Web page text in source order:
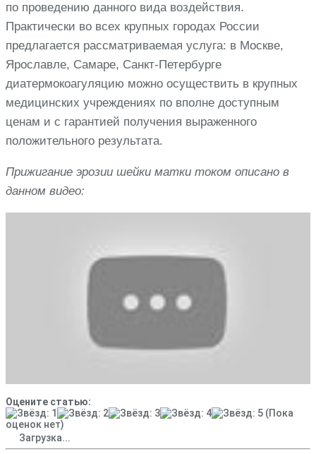
по проведению данного вида воздействия.
Практически во всех крупных городах России
предлагается рассматриваемая услуга: в Москве,
Ярославле, Самаре, Санкт-Петербурге
диатермокоагуляцию можно осуществить в крупных
медицинских учреждениях по вполне доступным
ценам и с гарантией получения выраженного
положительного результата.
Прижигание эрозии шейки матки током описано в
данном видео:
Оцените статью:
(Пока
оценок нет)
Загрузка...